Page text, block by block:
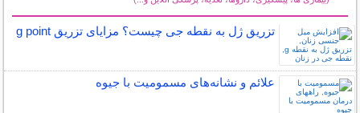
تزریق ژل به نقطه جی چیست؟ مزایای تزریق g point
علائم و نشانه‌های مسمومیت با جیوه